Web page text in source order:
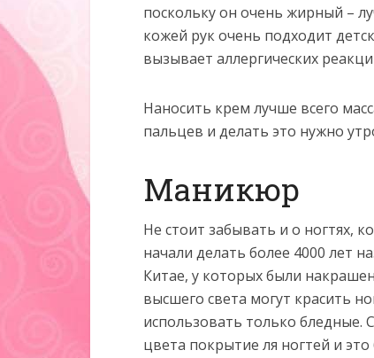
поскольку он очень жирный –
кожей рук очень подходит
вызывает аллергических
Наносить крем лучше всего
пальцев и делать это нужно
Маникюр
Не стоит забывать и о ногтях,
начали делать более 4000 лет
Китае, у которых были
высшего света могут красить
использовать только
цвета покрытие ля ногтей и